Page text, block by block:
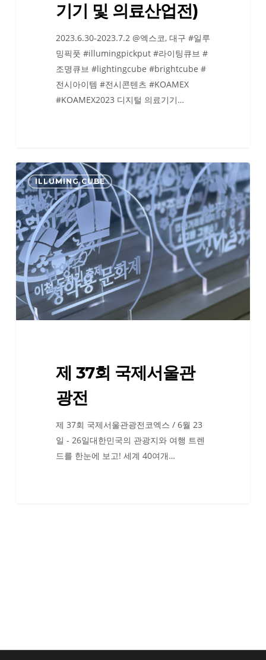
기기 및 의료산업전)
2023.6.30-2023.7.2 @엑스코, 대구 #일루
밍픽풋 #illumingpickput #라이팅큐브 #
조명큐브 #lightingcube #brightcube #
전시아이템 #전시콘텐츠 #KOAMEX
#KOAMEX2023 디지털 의료기기…
제
37
회
국
제
서
울
관
광
전
ILLUMING CUBE
제 37회 국제서울관
광전
제 37회 국제서울관광전코엑스 / 6월 23
일 - 26일대한민국의 관광지와 여행 트렌
드를 한눈에 보고! 세계 40여개…